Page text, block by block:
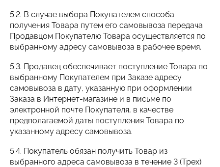
5.2. В случае выбора Покупателем способа
получения Товара путем его самовывоза передача
Продавцом Покупателю Товара осуществляется по
выбранному адресу самовывоза в рабочее время.
5.3. Продавец обеспечивает поступление Товара по
выбранному Покупателем при Заказе адресу
самовывоза в дату, указанную при оформлении
Заказа в Интернет-магазине и в письме по
электронной почте Покупателя, в качестве
предполагаемой даты поступления Товара по
указанному адресу самовывоза.
5.4. Покупатель обязан получить Товар из
выбранного адреса самовывоза в течение 3 (Трех)